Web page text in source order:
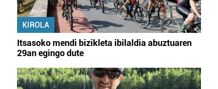
KIROLA
Itsasoko mendi bizikleta ibilaldia abuztuaren
29an egingo dute